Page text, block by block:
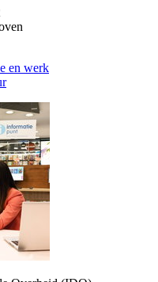
en werk